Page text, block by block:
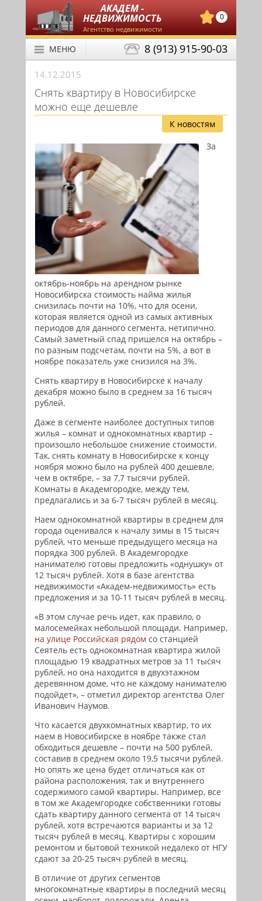
АКАДЕМ -
НЕДВИЖИМОСТЬ
Агентство недвижимости
0
8 (913) 915-90-03
МЕНЮ
14.12.2015
Снять квартиру в Новосибирске
можно еще дешевле
К новостям
За
октябрь-ноябрь на арендном рынке
Новосибирска стоимость найма жилья
снизилась почти на 10%, что для осени,
которая является одной из самых активных
периодов для данного сегмента, нетипично.
Самый заметный спад пришелся на октябрь –
по разным подсчетам, почти на 5%, а вот в
ноябре показатель уже снизился на 3%.
Снять квартиру в Новосибирске к началу
декабря можно было в среднем за 16 тысяч
рублей.
Даже в сегменте наиболее доступных типов
жилья – комнат и однокомнатных квартир –
произошло небольшое снижение стоимости.
Так, снять комнату в Новосибирске к концу
ноября можно было на рублей 400 дешевле,
чем в октябре, – за 7,7 тысячи рублей.
Комнаты в Академгородке, между тем,
предлагались и за 6-7 тысяч рублей в месяц.
Наем однокомнатной квартиры в среднем для
города оценивался к началу зимы в 15 тысяч
рублей, что меньше предыдущего месяца на
порядка 300 рублей. В Академгородке
нанимателю готовы предложить «однушку» от
12 тысяч рублей. Хотя в базе агентства
недвижимости «Академ-недвижимость» есть
предложения и за 10-11 тысяч рублей в месяц.
«В этом случае речь идет, как правило, о
малосемейках небольшой площади. Например,
на улице Российская рядом со станцией
Сеятель есть однокомнатная квартира жилой
площадью 19 квадратных метров за 11 тысяч
рублей, но она находится в двухэтажном
деревянном доме, что не каждому нанимателю
подойдет», – отметил директор агентства Олег
Иванович Наумов.
Что касается двухкомнатных квартир, то их
наем в Новосибирске в ноябре также стал
обходиться дешевле – почти на 500 рублей,
составив в среднем около 19,5 тысячи рублей.
Но опять же цена будет отличаться как от
района расположения, так и внутреннего
содержимого самой квартиры. Например, все
в том же Академгородке собственники готовы
сдать квартиру данного сегмента от 14 тысяч
рублей, хотя встречаются варианты и за 12
тысяч рублей в месяц. Квартиры с хорошим
ремонтом и бытовой техникой недалеко от НГУ
сдают за 20-25 тысяч рублей в месяц.
В отличие от других сегментов
многокомнатные квартиры в последний месяц